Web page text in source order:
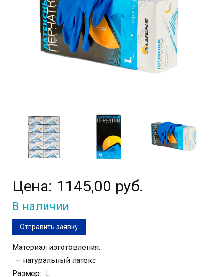
Цена: 1145,00 руб.
В наличии
Отправить заявку
Материал изготовления:
– натуральный латекс
Размер: L